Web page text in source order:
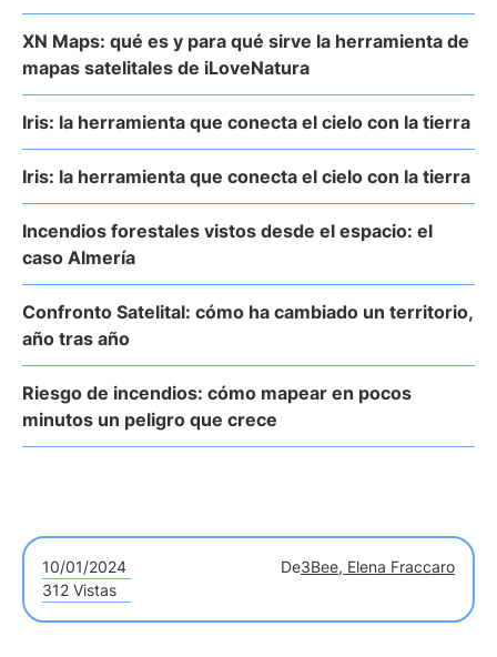
XN Maps: qué es y para qué sirve la herramienta de
mapas satelitales de iLoveNatura
Iris: la herramienta que conecta el cielo con la tierra
Iris: la herramienta que conecta el cielo con la tierra
Incendios forestales vistos desde el espacio: el
caso Almería
Confronto Satelital: cómo ha cambiado un territorio,
año tras año
Riesgo de incendios: cómo mapear en pocos
minutos un peligro que crece
10/01/2024 De3Bee, Elena Fraccaro
312 Vistas